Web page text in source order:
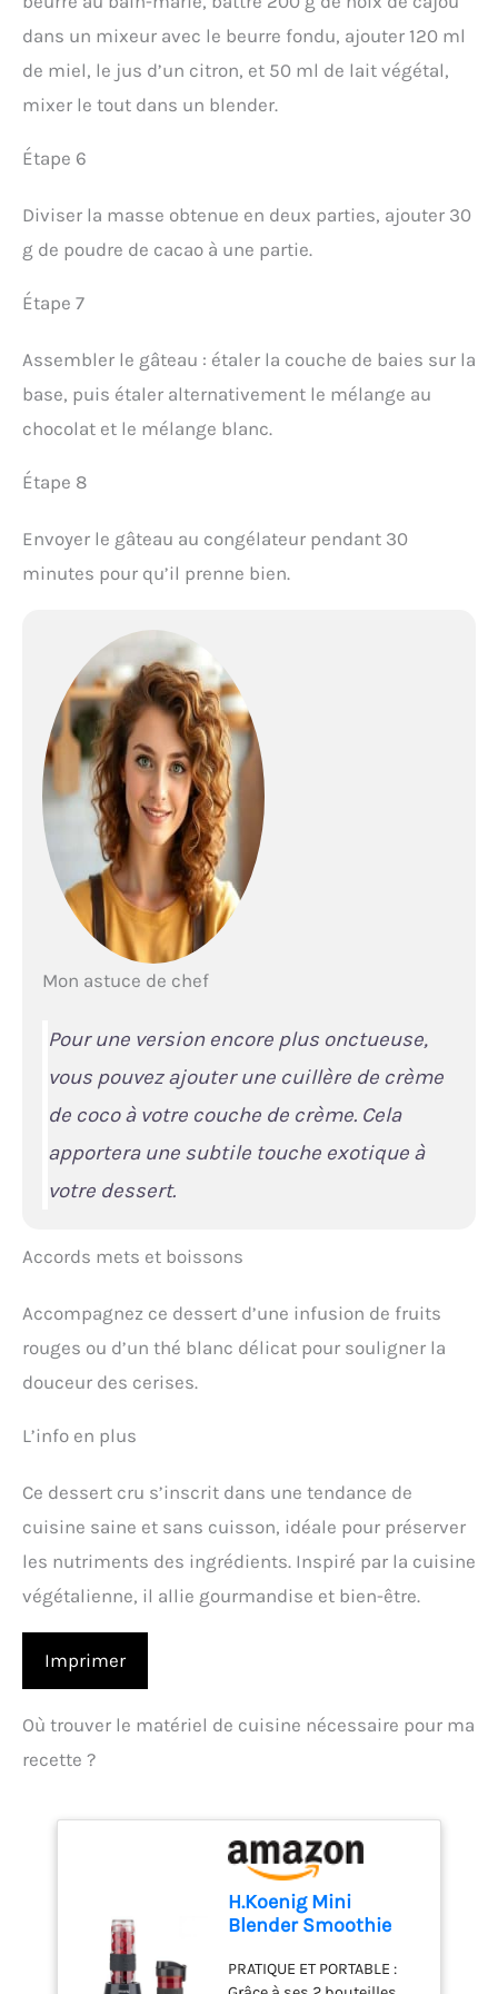
dans un mixeur avec le beurre fondu, ajouter 120 ml
de miel, le jus d’un citron, et 50 ml de lait végétal,
mixer le tout dans un blender.
Étape 6
Diviser la masse obtenue en deux parties, ajouter 30
g de poudre de cacao à une partie.
Étape 7
Assembler le gâteau : étaler la couche de baies sur la
base, puis étaler alternativement le mélange au
chocolat et le mélange blanc.
Étape 8
Envoyer le gâteau au congélateur pendant 30
minutes pour qu’il prenne bien.
Mon astuce de chef
Pour une version encore plus onctueuse,
vous pouvez ajouter une cuillère de crème
de coco à votre couche de crème. Cela
apportera une subtile touche exotique à
votre dessert.
Accords mets et boissons
Accompagnez ce dessert d’une infusion de fruits
rouges ou d’un thé blanc délicat pour souligner la
douceur des cerises.
L’info en plus
Ce dessert cru s’inscrit dans une tendance de
cuisine saine et sans cuisson, idéale pour préserver
les nutriments des ingrédients. Inspiré par la cuisine
végétalienne, il allie gourmandise et bien-être.
Imprimer
Où trouver le matériel de cuisine nécessaire pour ma
recette ?
H.Koenig Mini
Blender Smoothie
570ml, 300W, 4
PRATIQUE ET PORTABLE :